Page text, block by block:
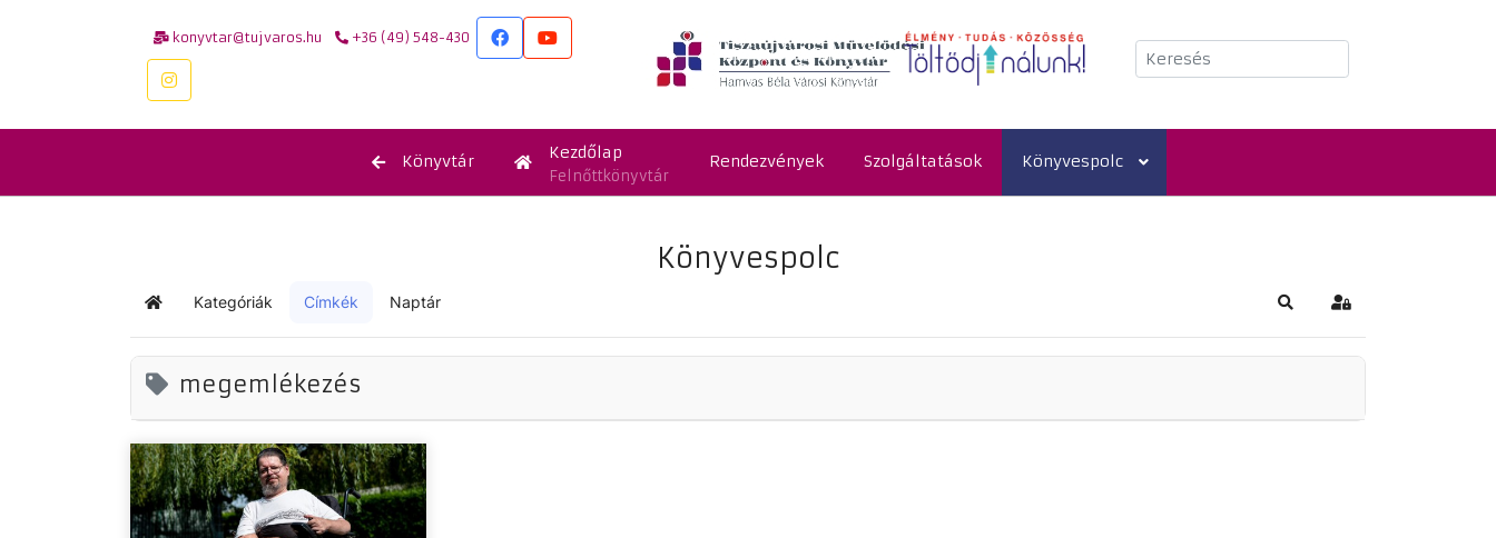
konyvtar@tujvaros.hu +36 (49) 548-430
Keresés
Könyvtár Kezdőlap
Felnőttkönyvtár
Rendezvények Szolgáltatások Könyvespolc
Könyvespolc
KezdőlapKategóriák Címkék Naptár KeresésBejelentkezés
megemlékezés